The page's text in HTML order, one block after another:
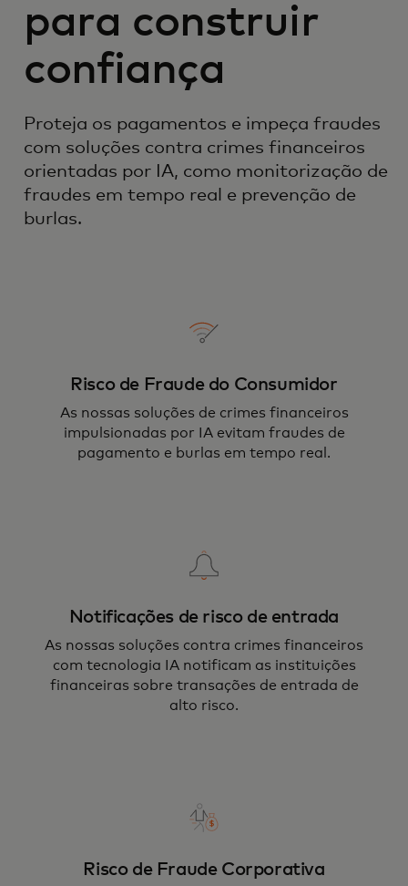
para construir
confiança
Proteja os pagamentos e impeça fraudes
com soluções contra crimes financeiros
orientadas por IA, como monitorização de
fraudes em tempo real e prevenção de
burlas.
Risco de Fraude do Consumidor
As nossas soluções de crimes financeiros
impulsionadas por IA evitam fraudes de
pagamento e burlas em tempo real.
Notificações de risco de entrada
As nossas soluções contra crimes financeiros
com tecnologia IA notificam as instituições
financeiras sobre transações de entrada de
alto risco.
Risco de Fraude Corporativa